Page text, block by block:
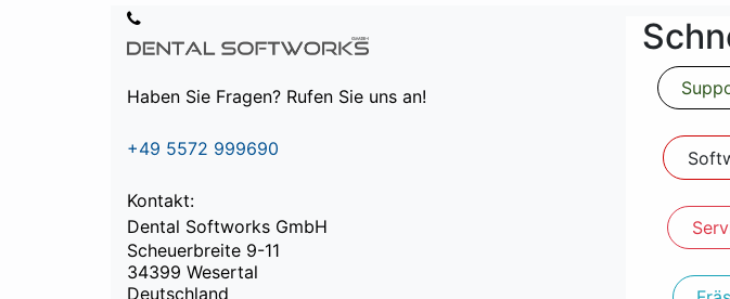
Haben Sie Fragen? Rufen Sie uns an!
+49 5572 999690
Kontakt:
Dental Softworks GmbH
Scheuerbreite 9-11
34399 Wesertal
Deutschland